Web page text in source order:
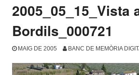
2005_05_15_Vista
Bordils_000721
MAIG DE 2005 BANC DE MEMÒRIA